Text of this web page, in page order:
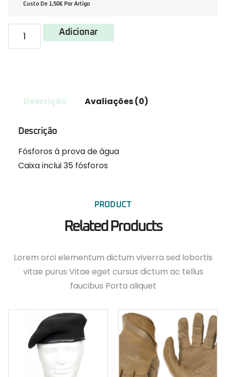
Custo De 1,50€ Por Artigo
Adicionar
Descrição Avaliações (0)
Descrição
Fósforos à prova de água
Caixa inclui 35 fósforos
PRODUCT
Related Products
Lorem orci elementum dictum viverra sed lobortis
vitae purus Vitae eget cursus dictum ac tellus
faucibus Porta aliquet